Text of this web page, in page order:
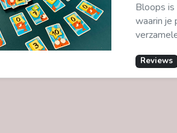
Bloops
waarin je
Reviews